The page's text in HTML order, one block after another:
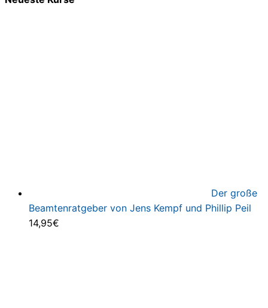
Der große
Beamtenratgeber von Jens Kempf und Phillip Peil
14,95€